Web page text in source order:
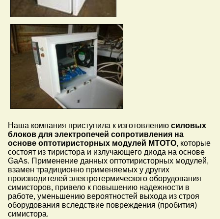
Наша компания приступила к изготовлению силовых
блоков для электропечей сопротивления на
основе оптотиристорных модулей МТОТО, которые
состоят из тиристора и излучающего диода на основе
GaAs. Применение данных оптотиристорных модулей,
взамен традиционно применяемых у других
производителей электротермического оборудования
симисторов, привело к повышению надежности в
работе, уменьшению вероятностей выхода из строя
оборудования вследствие повреждения (пробития)
симистора.